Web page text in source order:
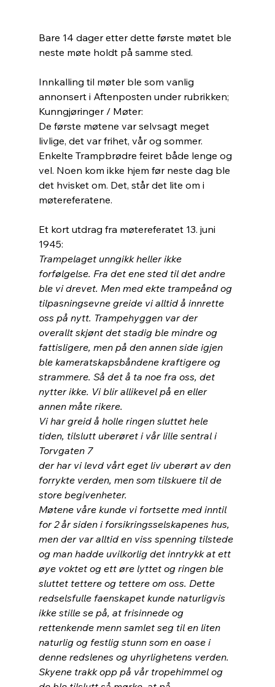
Bare 14 dager etter dette første møtet ble
neste møte holdt på samme sted.
Innkalling til møter ble som vanlig
annonsert i Aftenposten under rubrikken;
Kunngjøringer / Møter:
De første møtene var selvsagt meget
livlige, det var frihet, vår og sommer.
Enkelte Trampbrødre feiret både lenge og
vel. Noen kom ikke hjem før neste dag ble
det hvisket om. Det, står det lite om i
møtereferatene.
Et kort utdrag fra møtereferatet 13. juni
1945:
Trampelaget unngikk heller ikke
forfølgelse. Fra det ene sted til det andre
ble vi drevet. Men med ekte trampeånd og
tilpasningsevne greide vi alltid å innrette
oss på nytt. Trampehyggen var der
overallt skjønt det stadig ble mindre og
fattisligere, men på den annen side igjen
ble kameratskapsbåndene kraftigere og
strammere. Så det å ta noe fra oss, det
nytter ikke. Vi blir allikevel på en eller
annen måte rikere.
Vi har greid å holle ringen sluttet hele
tiden, tilslutt uberøret i vår lille sentral i
Torvgaten 7
der har vi levd vårt eget liv uberørt av den
forrykte verden, men som tilskuere til de
store begivenheter.
Møtene våre kunde vi fortsette med inntil
for 2 år siden i forsikringsselskapenes hus,
men der var alltid en viss spenning tilstede
og man hadde uvilkorlig det inntrykk at ett
øye voktet og ett øre lyttet og ringen ble
sluttet tettere og tettere om oss. Dette
redselsfulle faenskapet kunde naturligvis
ikke stille se på, at frisinnede og
rettenkende menn samlet seg til en liten
naturlig og festlig stunn som en oase i
denne redslenes og uhyrlighetens verden.
Skyene trakk opp på vår tropehimmel og